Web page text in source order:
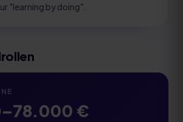
"learning by doing".
–78.000 €